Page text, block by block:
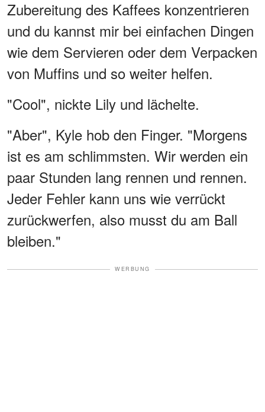
Zubereitung des Kaffees konzentrieren
und du kannst mir bei einfachen Dingen
wie dem Servieren oder dem Verpacken
von Muffins und so weiter helfen.
"Cool", nickte Lily und lächelte.
"Aber", Kyle hob den Finger. "Morgens
ist es am schlimmsten. Wir werden ein
paar Stunden lang rennen und rennen.
Jeder Fehler kann uns wie verrückt
zurückwerfen, also musst du am Ball
bleiben."
WERBUNG